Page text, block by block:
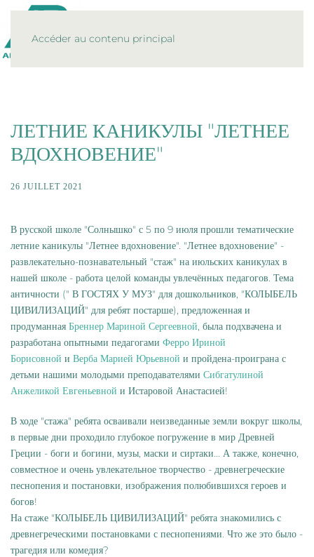
Accéder au contenu principal
ЛЕТНИЕ КАНИКУЛЫ "ЛЕТНЕЕ
ВДОХНОВЕНИЕ"
26 JUILLET 2021
В русской школе "Солнышко" с 5 по 9 июля прошли тематические
летние каникулы "Летнее вдохновение". "Летнее вдохновение" -
развлекательно-познавательный "стаж" на июльских каникулах в
нашей школе - работа целой команды увлечённых педагогов. Тема
античности (" В ГОСТЯХ У МУЗ" для дошкольников, "КОЛЫБЕЛЬ
ЦИВИЛИЗАЦИЙ" для ребят постарше), предложенная и
продуманная Бреннер Мариной Сергеевной, была подхвачена и
разработана опытными педагогами Ферро Ириной
Борисовной и Верба Марией Юрьевной и пройдена-проиграна с
детьми нашими молодыми преподавателями Сибгатулиной
Анжеликой Евгеньевной и Истаровой Анастасией!
В ходе "стажа" ребята осваивали неизведанные земли вокруг школы,
в первые дни проходило глубокое погружение в мир Древней
Греции - боги и богини, музы, маски и сиртаки... А также, конечно,
совместное и очень увлекательное творчество - древнегреческие
песнопения и постановки, изображения полюбившихся героев и
богов!
На стаже "КОЛЫБЕЛЬ ЦИВИЛИЗАЦИЙ" ребята знакомились с
древнегреческими постановками с песнопениями. Что же это было -
трагедия или комедия?